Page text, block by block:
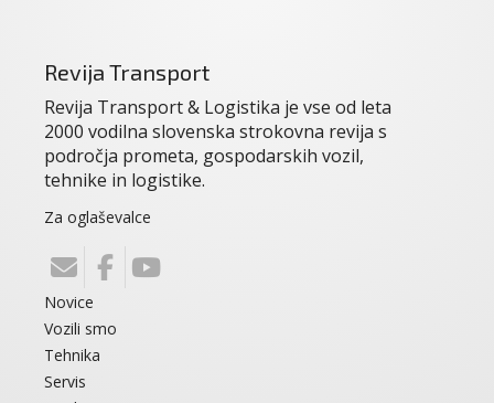
Revija Transport
Revija Transport & Logistika je vse od leta
2000 vodilna slovenska strokovna revija s
področja prometa, gospodarskih vozil,
tehnike in logistike.
Za oglaševalce
Novice
Vozili smo
Tehnika
Servis